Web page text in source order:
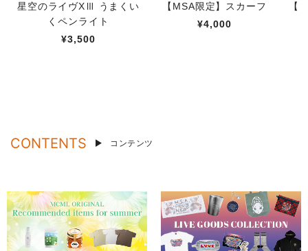
星空のライヴXⅢ うまくい
くペンライト
¥3,500
【MSA限定】スカーフ
¥4,000
【
CONTENTS コンテンツ